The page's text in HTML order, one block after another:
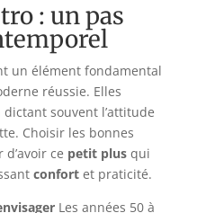
: un pas
un élément fondamental
réussie. Elles
souvent l’attitude
Choisir les bonnes
d’avoir ce petit plusqui
confortet praticité.
Les années 50 à